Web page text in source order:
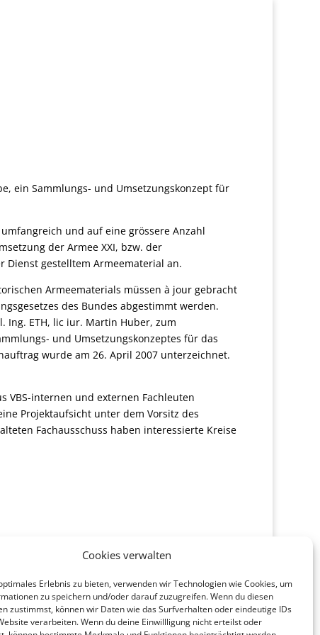
Cookies verwalten
Erlebnis zu bieten, verwenden wir Technologien wie Cookies, um
zu speichern und/oder darauf zuzugreifen. Wenn du diesen
zustimmst, können wir Daten wie das Surfverhalten oder eindeutige IDs
verarbeiten. Wenn du deine Einwillligung nicht erteilst oder
ein Sammlungs- und Umsetzungskonzept für
und auf eine grössere Anzahl
der Armee XXI, bzw. der
Dienst gestelltem Armeematerial an.
Armeematerials müssen à jour gebracht
des Bundes abgestimmt werden.
Ing. ETH, lic iur. Martin Huber, zum
und Umsetzungskonzeptes für das
wurde am 26. April 2007 unterzeichnet.
VBS-internen und externen Fachleuten
Projektaufsicht unter dem Vorsitz des
Fachausschuss haben interessierte Kreise